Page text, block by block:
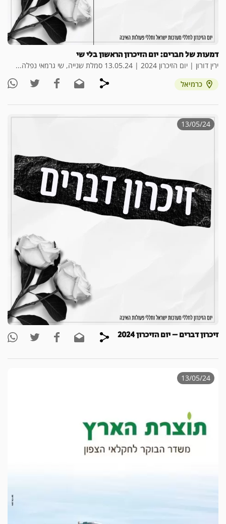
דמעות של חברים: יום הזיכרון הראשון בלי שי
ירין דורון | יום הזיכרון 2024 | 13.05.24 סמלת שנייה, שי גרמאי נפלה...
כרמיאל
13/05/24
זיכרון דברים – יום הזיכרון 2024
13/05/24